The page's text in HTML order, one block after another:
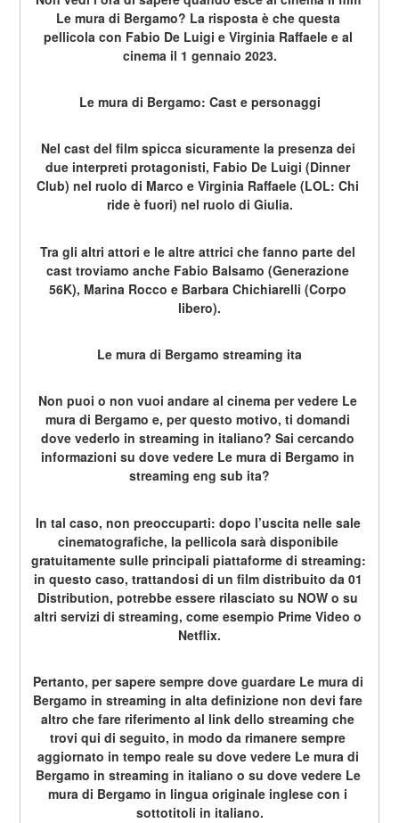
Le mura di Bergamo? La risposta è che questa
pellicola con Fabio De Luigi e Virginia Raffaele e al
cinema il 1 gennaio 2023.
Le mura di Bergamo: Cast e personaggi
Nel cast del film spicca sicuramente la presenza dei
due interpreti protagonisti, Fabio De Luigi (Dinner
Club) nel ruolo di Marco e Virginia Raffaele (LOL: Chi
ride è fuori) nel ruolo di Giulia.
Tra gli altri attori e le altre attrici che fanno parte del
cast troviamo anche Fabio Balsamo (Generazione
56K), Marina Rocco e Barbara Chichiarelli (Corpo
libero).
Le mura di Bergamo streaming ita
Non puoi o non vuoi andare al cinema per vedere Le
mura di Bergamo e, per questo motivo, ti domandi
dove vederlo in streaming in italiano? Sai cercando
informazioni su dove vedere Le mura di Bergamo in
streaming eng sub ita?
In tal caso, non preoccuparti: dopo l’uscita nelle sale
cinematografiche, la pellicola sarà disponibile
gratuitamente sulle principali piattaforme di streaming:
in questo caso, trattandosi di un film distribuito da 01
Distribution, potrebbe essere rilasciato su NOW o su
altri servizi di streaming, come esempio Prime Video o
Netflix.
Pertanto, per sapere sempre dove guardare Le mura di
Bergamo in streaming in alta definizione non devi fare
altro che fare riferimento al link dello streaming che
trovi qui di seguito, in modo da rimanere sempre
aggiornato in tempo reale su dove vedere Le mura di
Bergamo in streaming in italiano o su dove vedere Le
mura di Bergamo in lingua originale inglese con i
sottotitoli in italiano.